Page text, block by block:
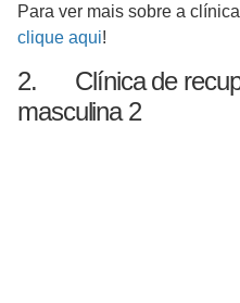
Para ver mais sobre a
clique aqui!
2. Clínica de
masculina 2